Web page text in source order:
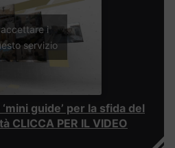
i
servizio
guide’ per la sfida del
CLICCA PER IL VIDEO